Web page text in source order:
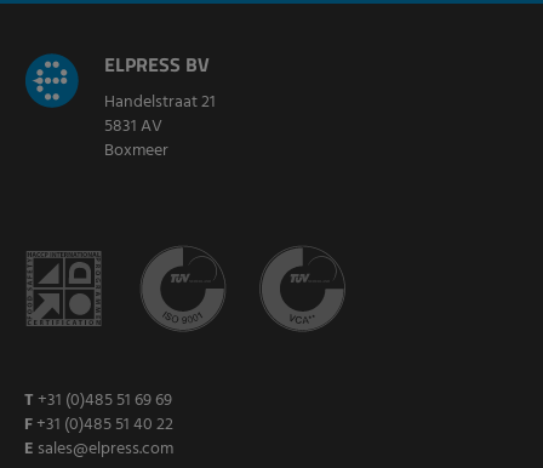
ELPRESS BV
Handelstraat 21
5831 AV
Boxmeer
T +31 (0)485 51 69 69
F+31 (0)485 51 40 22
E sales@elpress.com